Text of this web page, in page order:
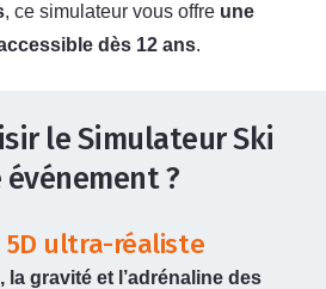
, ce simulateur vous offre une
dès 12 ans.
le Simulateur Ski
?
5D ultra-réaliste
la gravité et l’adrénaline des